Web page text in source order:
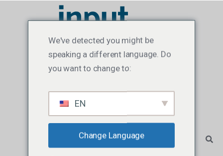
We've detected you might be
speaking a different language. Do
you want to change to:
EN
Change Language